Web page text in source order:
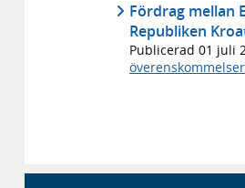
Fördrag mellan
Republiken
Publicerad 01 juli
överenskommelser